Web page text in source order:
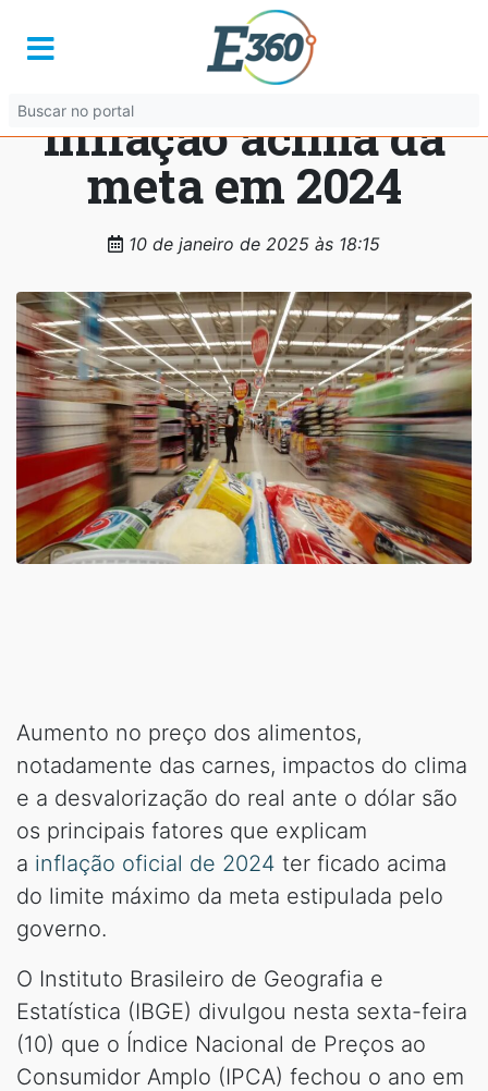
Clima, dólar e preço
da carne explicam
inflação acima da
meta em 2024
10 de janeiro de 2025 às 18:15
Aumento no preço dos alimentos,
notadamente das carnes, impactos do clima
e a desvalorização do real ante o dólar são
os principais fatores que explicam
a inflação oficial de 2024 ter ficado acima
do limite máximo da meta estipulada pelo
governo.
O Instituto Brasileiro de Geografia e
Estatística (IBGE) divulgou nesta sexta-feira
(10) que o Índice Nacional de Preços ao
Consumidor Amplo (IPCA) fechou o ano em